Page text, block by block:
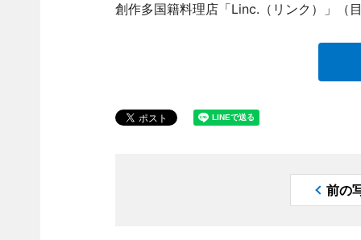
創作多国籍料理店「Linc.（リンク）」（
前の